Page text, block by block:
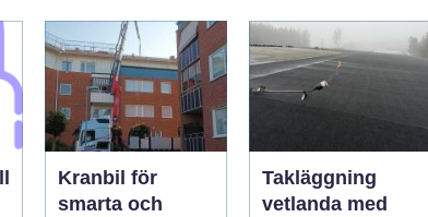
Kranbil för
smarta och
Takläggning
vetlanda med